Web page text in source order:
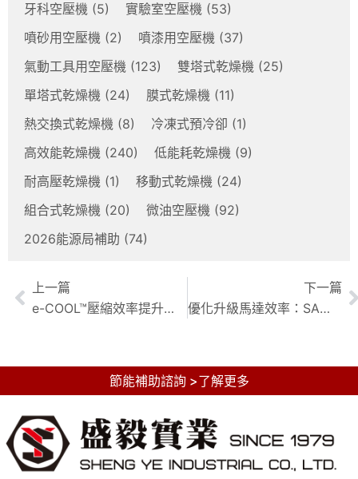
牙科空壓機 (5) 實驗室空壓機 (53)
噴砂用空壓機 (2) 噴漆用空壓機 (37)
氣動工具用空壓機 (123) 雙塔式乾燥機 (25)
單塔式乾燥機 (24) 膜式乾燥機 (11)
熱交換式乾燥機 (8) 冷凍式預冷卻 (1)
高效能乾燥機 (240) 低能耗乾燥機 (9)
耐高壓乾燥機 (1) 移動式乾燥機 (24)
組合式乾燥機 (20) 微油空壓機 (92)
2026能源局補助 (74)
上一篇
e-COOL™壓縮效率提升：HVAC 專家解密，助您節能降耗
下一篇
優化升級馬達效率：SA系列馬達的效率提升之道
節能補助諮詢 >了解更多